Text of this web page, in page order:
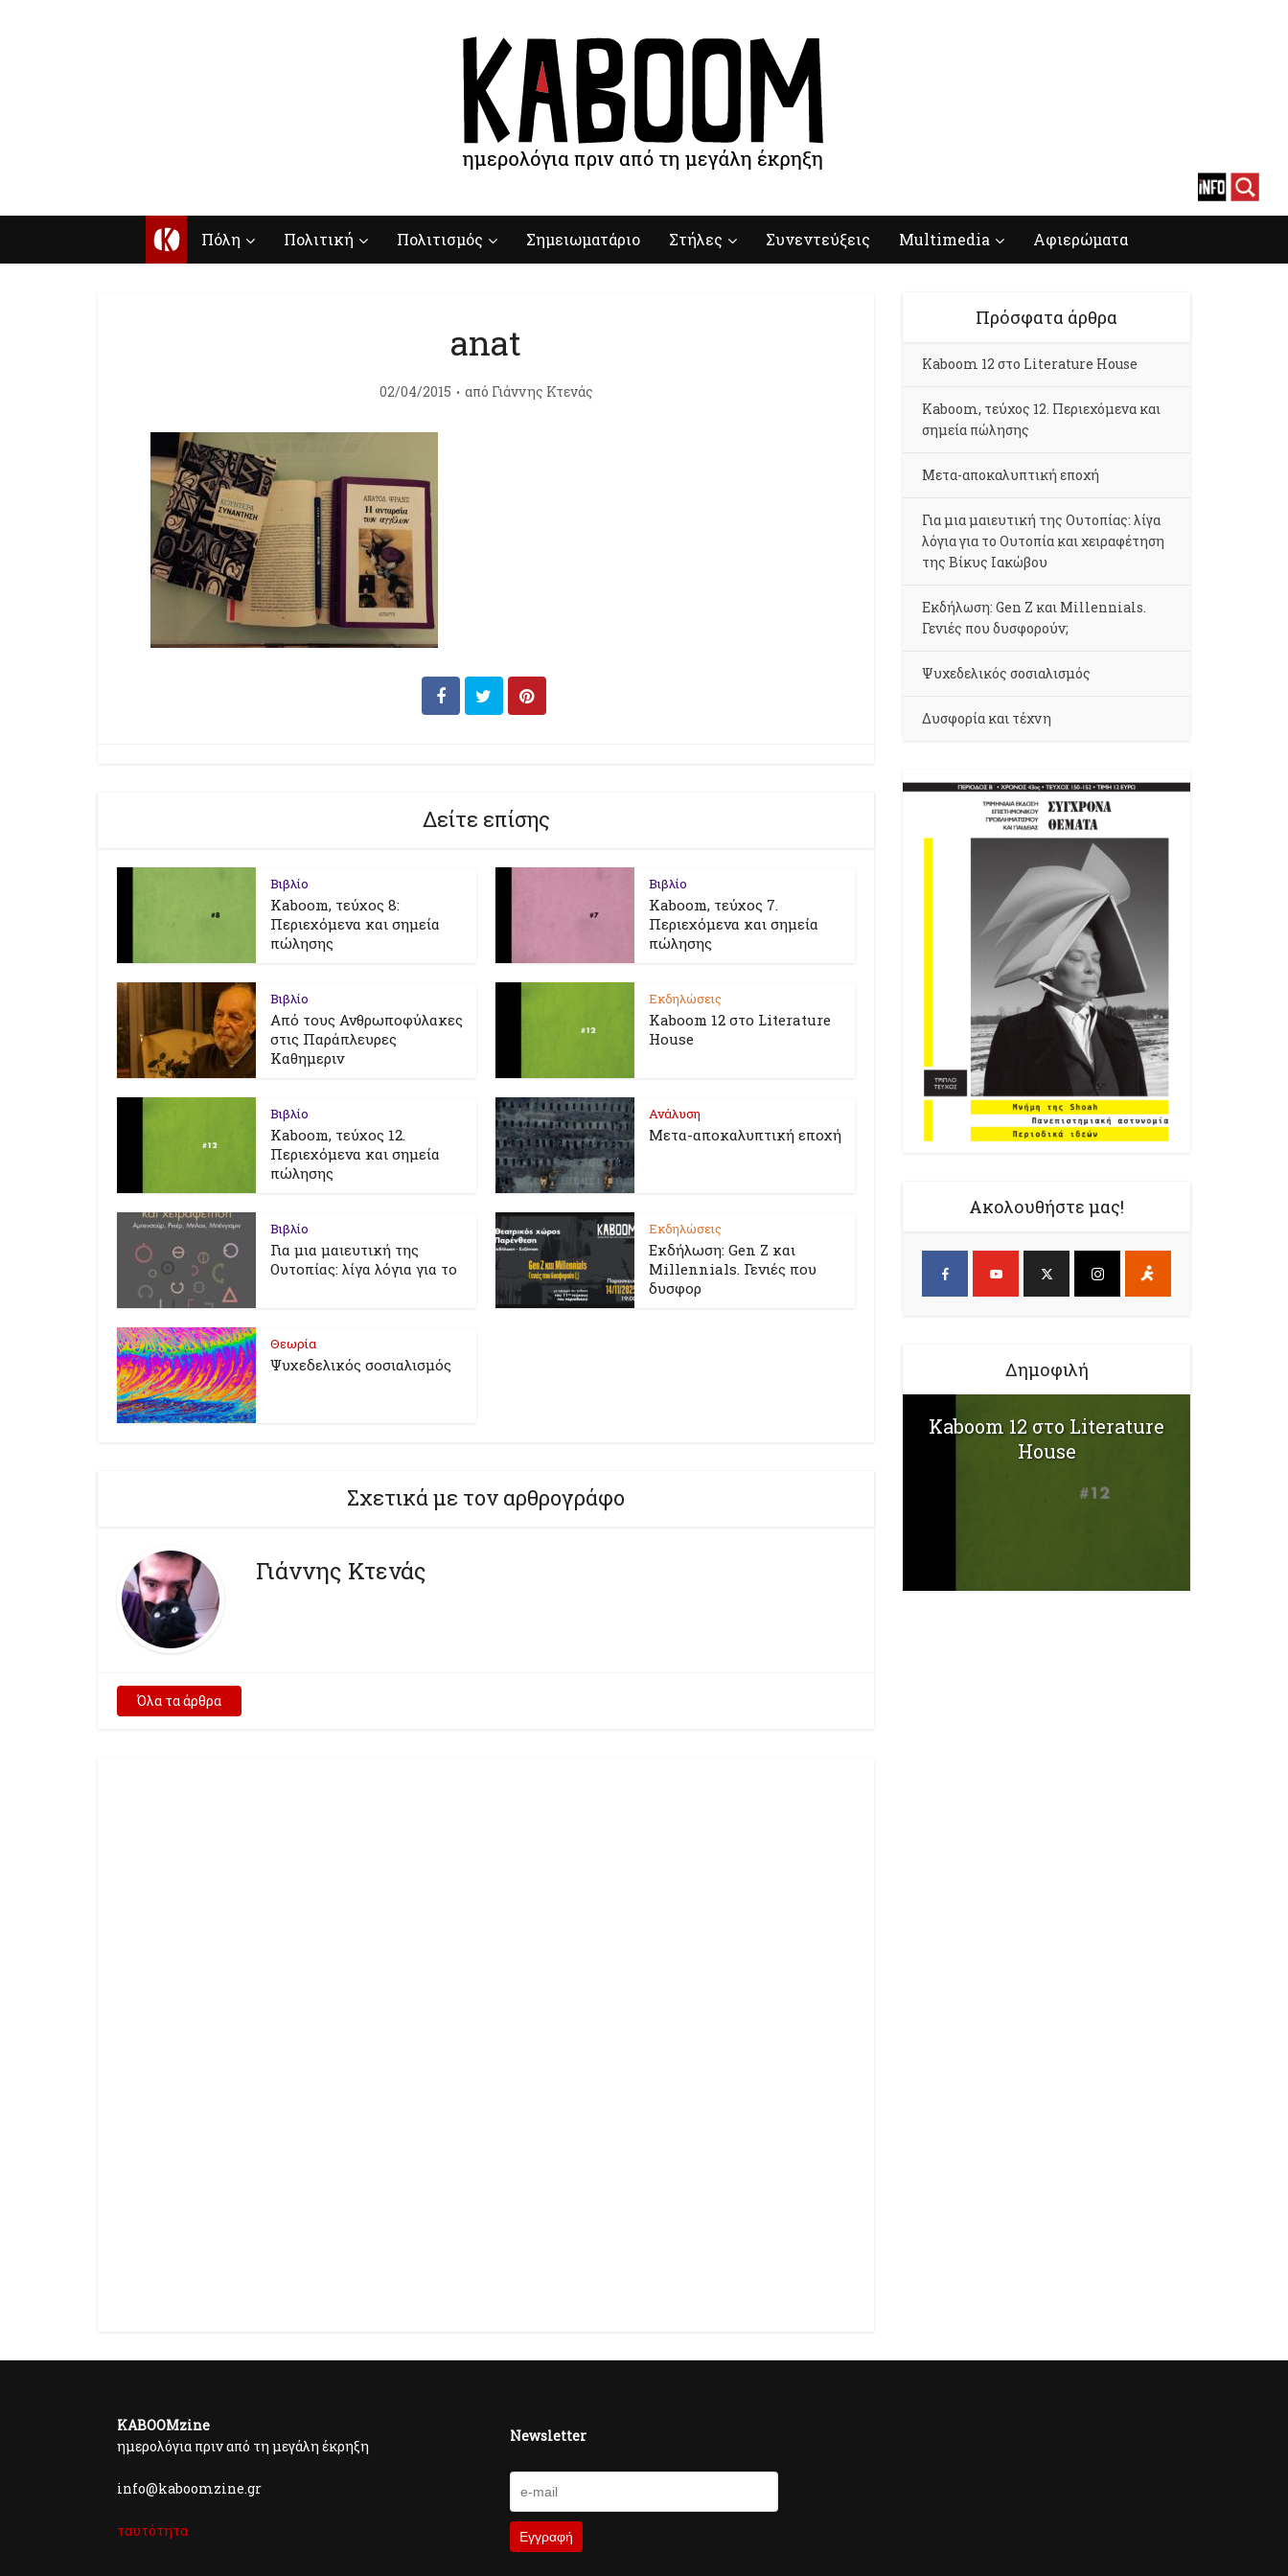
Κ Πόλη Πολιτική Πολιτισμός Σημειωματάριο Στήλες Συνεντεύξεις Multimedia Αφιερώματα
anat
02/04/2015 από Γιάννης Κτενάς
Δείτε επίσης
Βιβλίο
Kaboom, τεύχος 8:
Περιεχόμενα και σημεία
πώλησης
Βιβλίο
Kaboom, τεύχος 7.
Περιεχόμενα και σημεία
πώλησης
Βιβλίο
Από τους Ανθρωποφύλακες
στις Παράπλευρες
Καθημεριν
Εκδηλώσεις
Kaboom 12 στο Literature
House
Βιβλίο
Kaboom, τεύχος 12.
Περιεχόμενα και σημεία
πώλησης
Ανάλυση
Μετα-αποκαλυπτική εποχή
Βιβλίο
Για μια μαιευτική της
Ουτοπίας: λίγα λόγια για το
Εκδηλώσεις
Εκδήλωση: Gen Z και
Millennials. Γενιές που
δυσφορ
Θεωρία
Ψυχεδελικός σοσιαλισμός
Σχετικά με τον αρθρογράφο
Γιάννης Κτενάς
Όλα τα άρθρα
Πρόσφατα άρθρα
Kaboom 12 στο Literature House
Kaboom, τεύχος 12. Περιεχόμενα και
σημεία πώλησης
Μετα-αποκαλυπτική εποχή
Για μια μαιευτική της Ουτοπίας: λίγα
λόγια για το Ουτοπία και χειραφέτηση
της Βίκυς Ιακώβου
Εκδήλωση: Gen Z και Millennials.
Γενιές που δυσφορούν;
Ψυχεδελικός σοσιαλισμός
Δυσφορία και τέχνη
Ακολουθήστε μας!
Δημοφιλή
Kaboom 12 στο Literature
House
KABOOMzine
ημερολόγια πριν από τη μεγάλη έκρηξη
info@kaboomzine.gr
ταυτότητα
Newsletter